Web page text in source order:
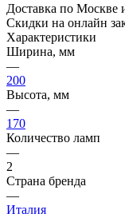
Доставка по
Скидки на онлайн
Характеристики
Ширина, мм
—
200
Высота, мм
—
170
Количество ламп
—
2
Страна бренда
—
Италия